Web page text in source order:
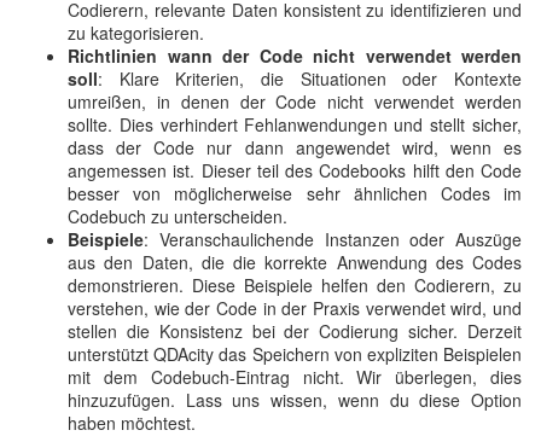
Codierern, relevante Daten konsistent zu identifizieren und
zu kategorisieren.
Richtlinien wann der Code nicht verwendet werden
soll: Klare Kriterien, die Situationen oder Kontexte
umreißen, in denen der Code nicht verwendet werden
sollte. Dies verhindert Fehlanwendungen und stellt sicher,
dass der Code nur dann angewendet wird, wenn es
angemessen ist. Dieser teil des Codebooks hilft den Code
besser von möglicherweise sehr ähnlichen Codes im
Codebuch zu unterscheiden.
Beispiele: Veranschaulichende Instanzen oder Auszüge
aus den Daten, die die korrekte Anwendung des Codes
demonstrieren. Diese Beispiele helfen den Codierern, zu
verstehen, wie der Code in der Praxis verwendet wird, und
stellen die Konsistenz bei der Codierung sicher. Derzeit
unterstützt QDAcity das Speichern von expliziten Beispielen
mit dem Codebuch-Eintrag nicht. Wir überlegen, dies
hinzuzufügen. Lass uns wissen, wenn du diese Option
haben möchtest.